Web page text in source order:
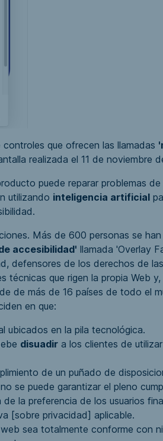
que ofrecen las llamadas
realizada el 11 de noviembre
puede reparar problemas
utilizando inteligencia artificial
Más de 600 personas se
accesibilidad' llamada 'Overlay
defensores de los derechos de
que rigen la propia Web y,
de más de 16 países de todo el
en que:
ubicados en la pila tecnológica.
disuadir a los clientes de
de un puñado de
no se puede garantizar el pleno
la preferencia de los usuarios
[sobre privacidad] aplicable.
sea totalmente conforme con